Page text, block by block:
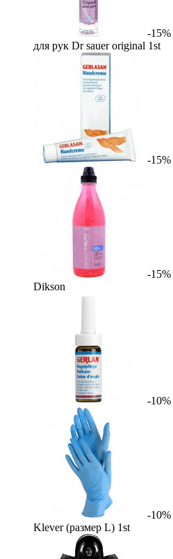
-15%
для рук Dr sauer original 1st
-15%
-15%
Dikson
-10%
-10%
Klever (размер L) 1st